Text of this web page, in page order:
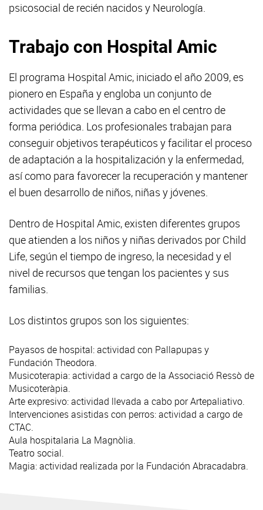
psicosocial de recién nacidos y Neurología.
Trabajo con Hospital Amic
El programa Hospital Amic, iniciado el año 2009, es
pionero en España y engloba un conjunto de
actividades que se llevan a cabo en el centro de
forma periódica. Los profesionales trabajan para
conseguir objetivos terapéuticos y facilitar el proceso
de adaptación a la hospitalización y la enfermedad,
así como para favorecer la recuperación y mantener
el buen desarrollo de niños, niñas y jóvenes.
Dentro de Hospital Amic, existen diferentes grupos
que atienden a los niños y niñas derivados por Child
Life, según el tiempo de ingreso, la necesidad y el
nivel de recursos que tengan los pacientes y sus
familias.
Los distintos grupos son los siguientes:
Payasos de hospital: actividad con Pallapupas y
Fundación Theodora.
Musicoterapia: actividad a cargo de la Associació Ressò de
Musicoteràpia.
Arte expresivo: actividad llevada a cabo por Artepaliativo.
Intervenciones asistidas con perros: actividad a cargo de
CTAC.
Aula hospitalaria La Magnòlia.
Teatro social.
Magia: actividad realizada por la Fundación Abracadabra.